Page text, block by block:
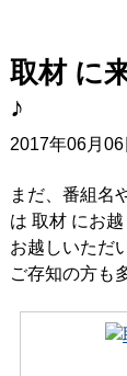
取材 に
2017年06月06
まだ、番組名
は 取材 にお越
お越しいただ
ご存知の方も